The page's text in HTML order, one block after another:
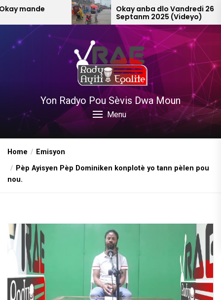
Skip
content
Okay anba dlo Vandredi 26
Septanm 2025 (Videyo)
Yon Radyo Pou Sèvis Dwa Moun
Menu
Home
Emisyon
Pèp Ayisyen Pèp Dominiken konplotè yo tann pèlen pou
nou.